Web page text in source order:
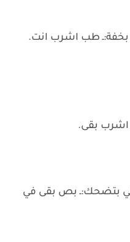
بخفة:ـ طب اشرب انت.
اشرب بقى.
بتضحك:ـ بص بقى في